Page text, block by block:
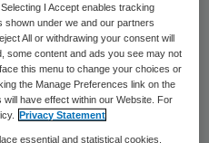
terug in de
het bij de zij-
nu in de bijstand
nodig en dat hoeft
te zijn.
I Accept enables tracking
shown under we and our partners
All or withdrawing your consent will
some content and ads you see may not
this menu to change your choices or
the Manage Preferences link on the
have effect within our Website. For
Privacy Statement
essential and statistical cookies,